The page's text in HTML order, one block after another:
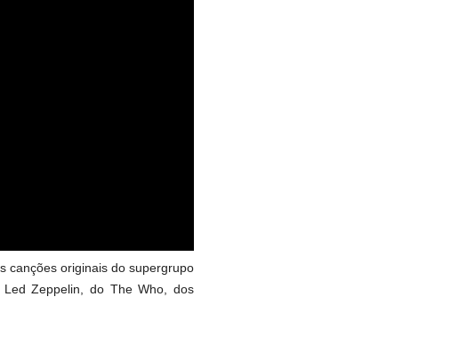
canções originais do supergrupo
Zeppelin, do The Who, dos